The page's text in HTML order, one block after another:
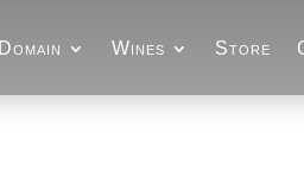
Domain Wines Store